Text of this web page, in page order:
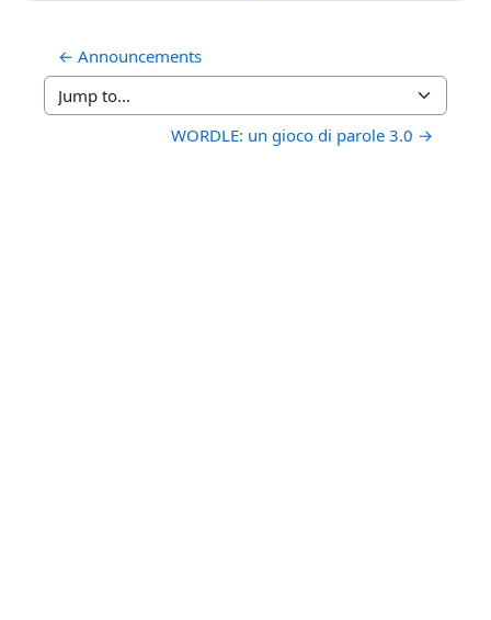
← Announcements
Jump to...
WORDLE: un gioco di parole 3.0 →